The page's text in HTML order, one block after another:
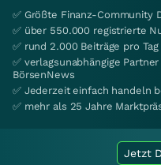
✅ Größte Finanz-Community
✅ über 550.000 registrierte
✅ rund 2.000 Beiträge pro Tag
✅ verlagsunabhängige
BörsenNews
✅ Jederzeit einfach handeln
✅ mehr als 25 Jahre
Jetzt